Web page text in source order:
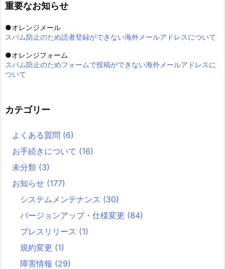
重要なお知らせ
●オレンジメール
スパム防止のため読者登録ができない海外メールアドレスについて
●オレンジフォーム
スパム防止のためフォームで投稿ができない海外メールアドレスに
ついて
カテゴリー
よくある質問 (6)
お手続きについて (16)
未分類 (3)
お知らせ (177)
システムメンテナンス (30)
バージョンアップ・仕様変更 (84)
プレスリリース (1)
規約変更 (1)
障害情報 (29)